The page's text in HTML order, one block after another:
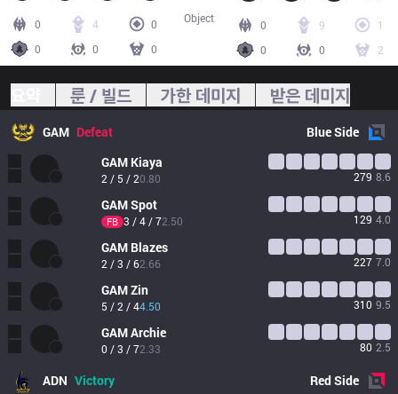
0 4
0
0
0 0
0 9
1
0
0 2
Object
룬 / 빌드 가한 데미지 받은 데미지
GAM Defeat BlueSide
GAM Kiaya
2 / 5 / 20.80 279 8.6
GAMSpot
FB 3 / 4 / 72.50 129 4.0
GAM Blazes
2 / 3 / 62.66 227 7.0
GAMZin
5 / 2 / 44.50 310 9.5
GAMArchie
0 / 3 / 72.33 80 2.5
ADN Victory RedSide